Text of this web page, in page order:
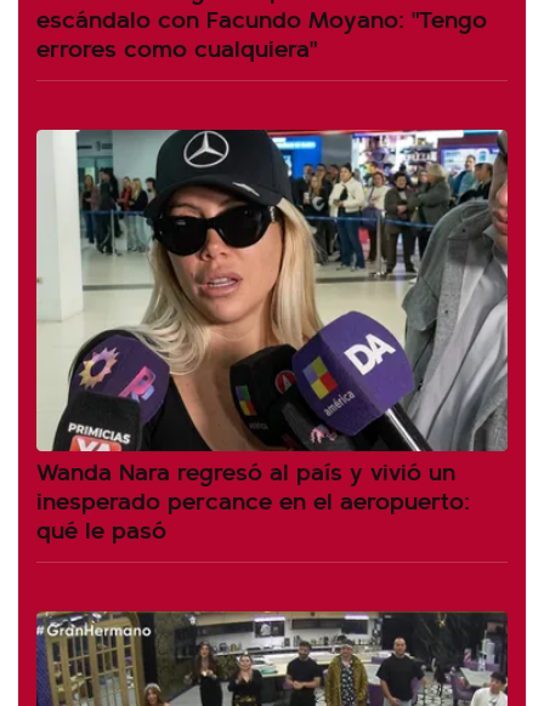
escándalo con Facundo Moyano: "Tengo
errores como cualquiera"
Wanda Nara regresó al país y vivió un
inesperado percance en el aeropuerto:
qué le pasó